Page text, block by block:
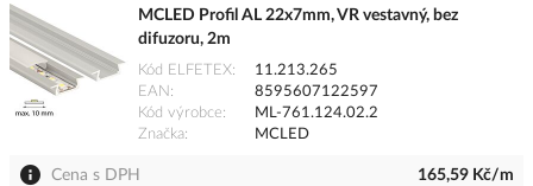
MCLED Profil AL 22x7mm, VR vestavný, bez
difuzoru, 2m
Kód ELFETEX
11.213.265
EAN
8595607122597
Kód výrobce
ML-761.124.02.2
Značka
MCLED
Cena s DPH 165,59 Kč/m